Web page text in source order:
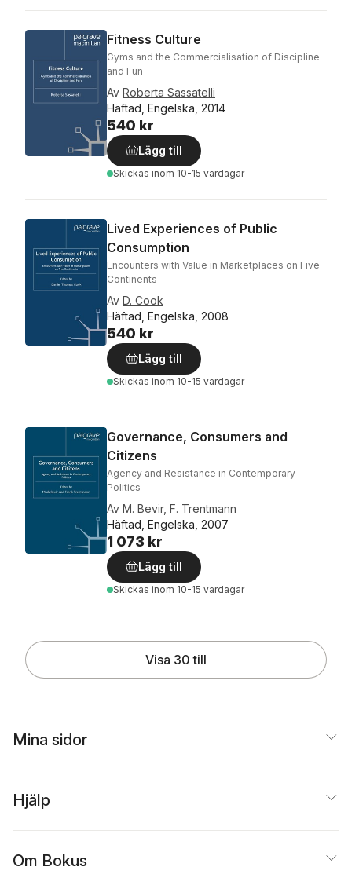
Fitness Culture
Gyms and the Commercialisation of Discipline
and Fun
Av Roberta Sassatelli
Häftad, Engelska, 2014
540 kr
Lägg till
Skickas inom 10-15 vardagar
Lived Experiences of Public
Consumption
Encounters with Value in Marketplaces on Five
Continents
Av D. Cook
Häftad, Engelska, 2008
540 kr
Lägg till
Skickas inom 10-15 vardagar
Governance, Consumers and
Citizens
Agency and Resistance in Contemporary
Politics
Av M. Bevir, F. Trentmann
Häftad, Engelska, 2007
1 073 kr
Lägg till
Skickas inom 10-15 vardagar
Visa 30 till
Mina sidor
Hjälp
Om Bokus